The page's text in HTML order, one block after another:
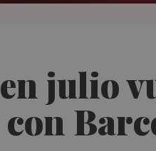
julio